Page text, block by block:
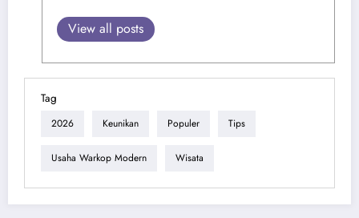
View all posts
Tag
2026 Keunikan Populer Tips
Usaha Warkop Modern Wisata